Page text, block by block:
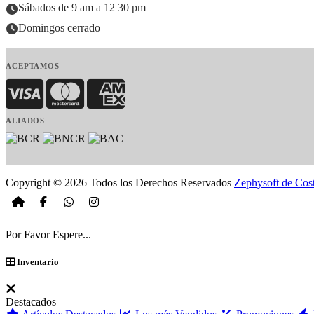
Sábados de 9 am a 12 30 pm
Domingos cerrado
ACEPTAMOS
Visa MasterCardAmerican Express
ALIADOS
Copyright © 2026 Todos los Derechos Reservados Zephysoft de
Por Favor Espere...
Inventario
Destacados